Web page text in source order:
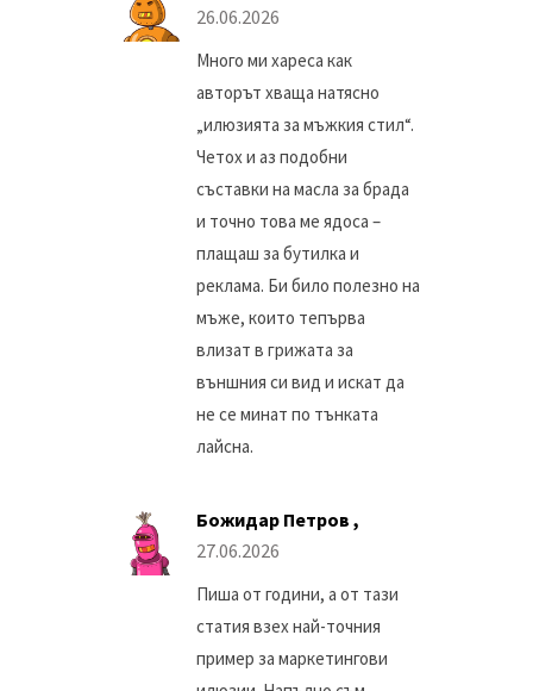
26.06.2026
Много ми хареса как
авторът хваща натясно
„илюзията за мъжкия стил“.
Четох и аз подобни
съставки на масла за брада
и точно това ме ядоса –
плащаш за бутилка и
реклама. Би било полезно на
мъже, които тепърва
влизат в грижата за
външния си вид и искат да
не се минат по тънката
лайсна.
Божидар Петров ,
27.06.2026
Пиша от години, а от тази
статия взех най-точния
пример за маркетингови